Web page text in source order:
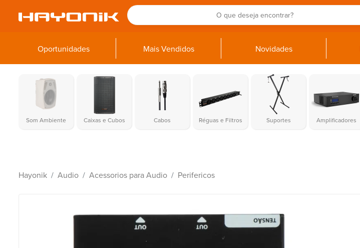
Oportunidades Mais Vendidos Novidades
Som Ambiente Caixas e Cubos Cabos Réguas e Filtros Suportes Amplificadores
Hayonik Audio Acessorios para Audio Perifericos